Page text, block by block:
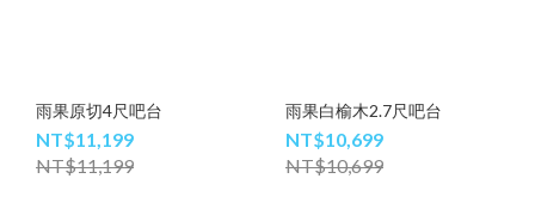
雨果原切4尺吧台
NT$11,199
NT$11,199
雨果白榆木2.7尺吧台
NT$10,699
NT$10,699